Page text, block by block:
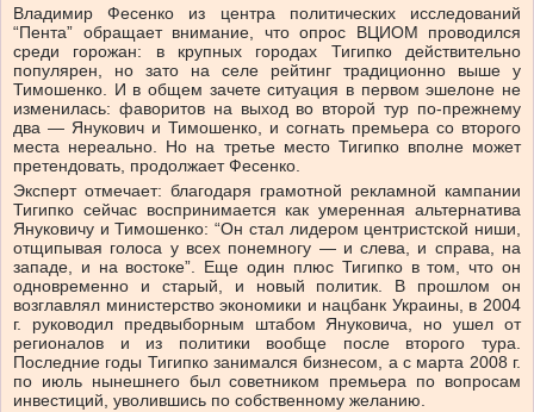
Владимир Фесенко из центра политических исследований
“Пента” обращает внимание, что опрос ВЦИОМ проводился
среди горожан: в крупных городах Тигипко действительно
популярен, но зато на селе рейтинг традиционно выше у
Тимошенко. И в общем зачете ситуация в первом эшелоне не
изменилась: фаворитов на выход во второй тур по-прежнему
два — Янукович и Тимошенко, и согнать премьера со второго
места нереально. Но на третье место Тигипко вполне может
претендовать, продолжает Фесенко.
Эксперт отмечает: благодаря грамотной рекламной кампании
Тигипко сейчас воспринимается как умеренная альтернатива
Януковичу и Тимошенко: “Он стал лидером центристской ниши,
отщипывая голоса у всех понемногу — и слева, и справа, на
западе, и на востоке”. Еще один плюс Тигипко в том, что он
одновременно и старый, и новый политик. В прошлом он
возглавлял министерство экономики и нацбанк Украины, в 2004
г. руководил предвыборным штабом Януковича, но ушел от
регионалов и из политики вообще после второго тура.
Последние годы Тигипко занимался бизнесом, а с марта 2008 г.
по июль нынешнего был советником премьера по вопросам
инвестиций, уволившись по собственному желанию.